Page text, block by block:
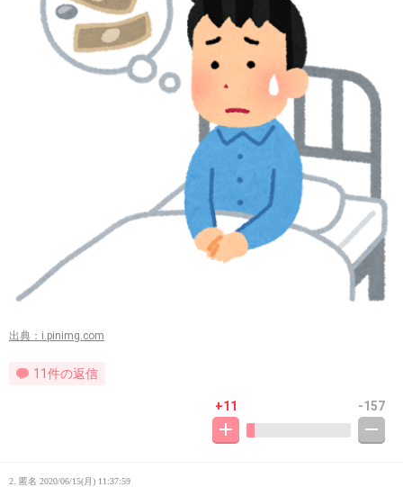
出典：i.pinimg.com
11件の返信
+11 -157
2. 匿名 2020/06/15(月) 11:37:59